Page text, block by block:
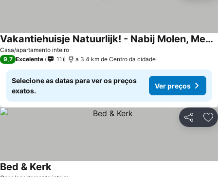
Casa/apartamento inteiro
Vakantiehuisje Natuurlijk! - Nabij Molen, Meer, Strand & Stad
9,7 Excelente 11 a 3.4 km de Centro da cidade
Selecione as datas para ver os preços
exatos.
Ver preços
Partilhar
Bed & Kerk